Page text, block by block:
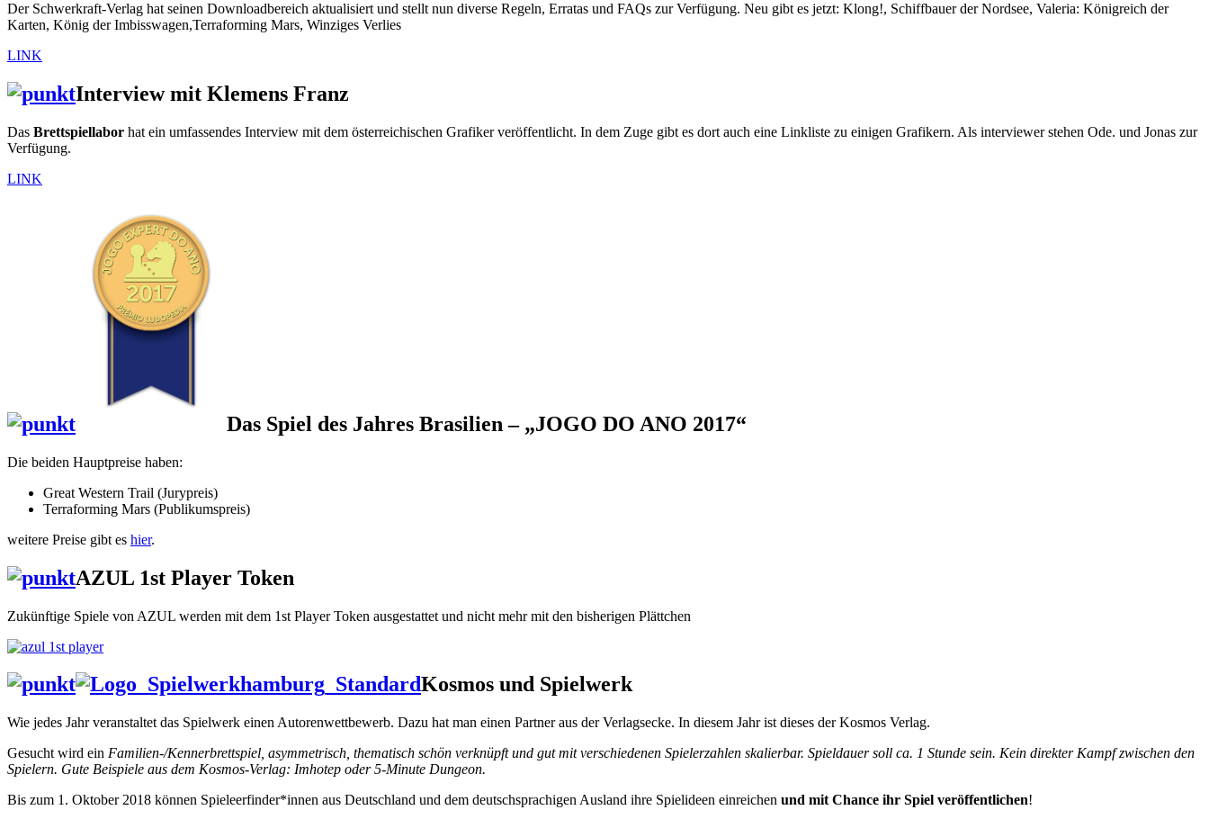
Der Schwerkraft-Verlag hat seinen Downloadbereich aktualisiert und stellt nun diverse Regeln, Erratas und FAQs zur Verfügung. Neu gibt es jetzt: Klong!, Schiffbauer der Nordsee, Valeria: Königreich der
Karten, König der Imbisswagen,Terraforming Mars, Winziges Verlies
LINK
Interview mit Klemens Franz
Das Brettspiellabor hat ein umfassendes Interview mit dem österreichischen Grafiker veröffentlicht. In dem Zuge gibt es dort auch eine Linkliste zu einigen Grafikern. Als interviewer stehen Ode. und Jonas zur
Verfügung.
LINK
Das Spiel des Jahres Brasilien – „JOGO DO ANO 2017“
Die beiden Hauptpreise haben:
Great Western Trail (Jurypreis)
Terraforming Mars (Publikumspreis)
weitere Preise gibt es hier.
AZUL 1st Player Token
Zukünftige Spiele von AZUL werden mit dem 1st Player Token ausgestattet und nicht mehr mit den bisherigen Plättchen
Kosmos und Spielwerk
Wie jedes Jahr veranstaltet das Spielwerk einen Autorenwettbewerb. Dazu hat man einen Partner aus der Verlagsecke. In diesem Jahr ist dieses der Kosmos Verlag.
Gesucht wird ein Familien-/Kennerbrettspiel, asymmetrisch, thematisch schön verknüpft und gut mit verschiedenen Spielerzahlen skalierbar. Spieldauer soll ca. 1 Stunde sein. Kein direkter Kampf zwischen den
Spielern. Gute Beispiele aus dem Kosmos-Verlag: Imhotep oder 5-Minute Dungeon.
Bis zum 1. Oktober 2018 können Spieleerfinder*innen aus Deutschland und dem deutschsprachigen Ausland ihre Spielideen einreichen und mit Chance ihr Spiel veröffentlichen!